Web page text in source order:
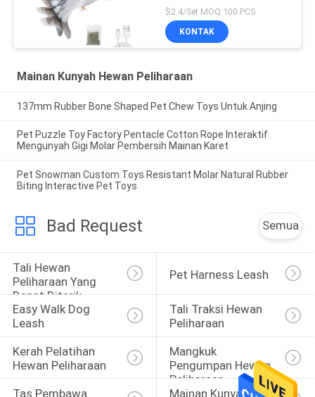
$2.4/Set MOQ:100 PCS
KONTAK
Mainan Kunyah Hewan Peliharaan
137mm Rubber Bone Shaped Pet Chew Toys Untuk Anjing
Pet Puzzle Toy Factory Pentacle Cotton Rope Interaktif
Mengunyah Gigi Molar Pembersih Mainan Karet
Pet Snowman Custom Toys Resistant Molar Natural Rubber
Biting Interactive Pet Toys
Bad Request Semua
Tali Hewan
Peliharaan Yang
Dapat Ditarik
Pet Harness Leash
Easy Walk Dog
Leash
Tali Traksi Hewan
Peliharaan
Kerah Pelatihan
Hewan Peliharaan
Mangkuk
Pengumpan Hewan
Peliharaan
Tas Pembawa
Mainan Kunyah